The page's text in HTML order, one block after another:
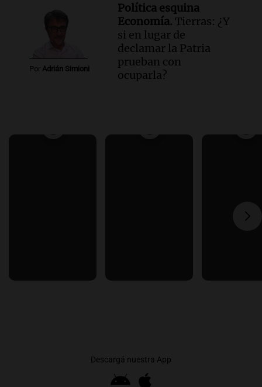
Por Adrián Simioni
Política esquina
Economía. Tierras: ¿Y
si en lugar de
declamar la Patria
prueban con
ocuparla?
Descargá nuestra App